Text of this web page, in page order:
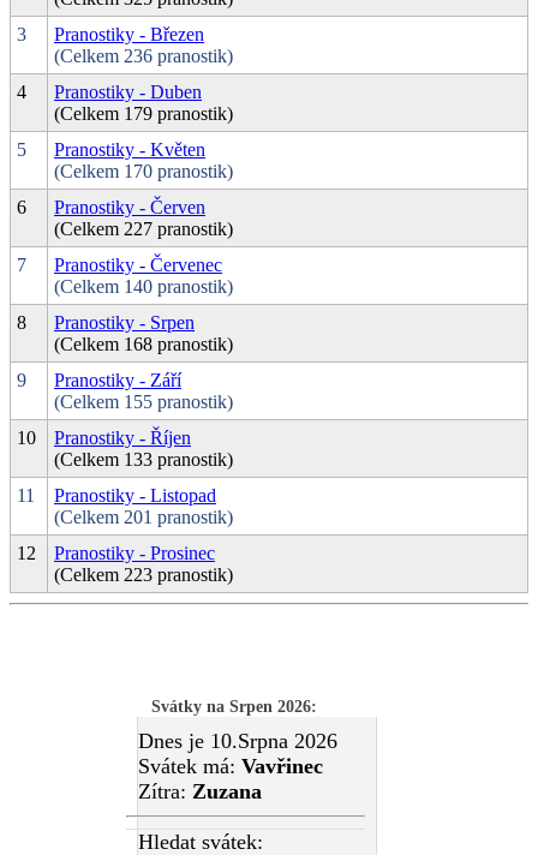
3
Pranostiky - Březen
(Celkem 236 pranostik)
4
Pranostiky - Duben
(Celkem 179 pranostik)
5
Pranostiky - Květen
(Celkem 170 pranostik)
6
Pranostiky - Červen
(Celkem 227 pranostik)
7
Pranostiky - Červenec
(Celkem 140 pranostik)
8
Pranostiky - Srpen
(Celkem 168 pranostik)
9
Pranostiky - Září
(Celkem 155 pranostik)
10
Pranostiky - Říjen
(Celkem 133 pranostik)
11
Pranostiky - Listopad
(Celkem 201 pranostik)
12
Pranostiky - Prosinec
(Celkem 223 pranostik)
Svátky na Srpen 2026:
Dnes je 10.Srpna 2026
Svátek má: Vavřinec
Zítra: Zuzana
Hledat svátek: